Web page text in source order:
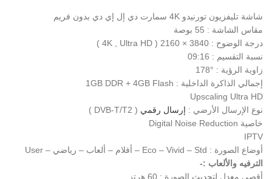
شاشة تليفزيون تورنيدو 4K سمارت دي إل إي دي بدون فريم
مقاس الشاشة : 55 بوصة
درجة الوضوح : 3840 × 2160 ( 4K , Ultra HD )
نسبة التقسيم : 09:16
زاوية الرؤية : °178
إجمالي الذاكرة الداخلية : 1GB DDR + 4GB Flash
Upscaling Ultra HD
نوع الإرسال الأرضي : إرسال رقمي ( DVB-T/T2 )
خاصية Digital Noise Reduction
IPTV
أوضاع الصورة : Eco – Vivid – Std – أفلام – ألعاب – رياضي – User
الترفيه والألعاب :-
أقصى معدل لتحديث الصورة : 60 هرتز